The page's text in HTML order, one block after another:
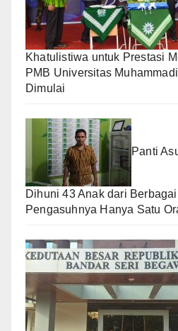
Khatulistiwa untuk Prestasi
PMB Universitas
Dimulai
Panti
Dihuni 43 Anak dari
Pengasuhnya Hanya Satu